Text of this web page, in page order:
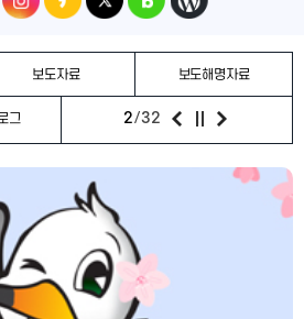
2 32
보도자료 보도해명자료
그